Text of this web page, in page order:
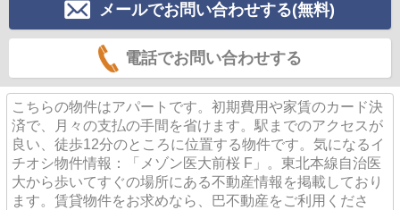
メールでお問い合わせする(無料)
電話でお問い合わせする
こちらの物件はアパートです。初期費用や家賃のカード決
済で、月々の支払の手間を省けます。駅までのアクセスが
良い、徒歩12分のところに位置する物件です。気になるイ
チオシ物件情報：「メゾン医大前桜 F」。東北本線自治医
大から歩いてすぐの場所にある不動産情報を掲載しており
ます。賃貸物件をお求めなら、巴不動産をご利用くださ